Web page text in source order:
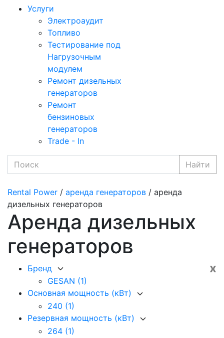
Услуги
Электроаудит
Топливо
Тестирование под
Нагрузочным
модулем
Ремонт дизельных
генераторов
Ремонт
бензиновых
генераторов
Trade - In
Найти
Rental Power / аренда генераторов / аренда
дизельных генераторов
Аренда дизельных
генераторов
x
Бренд
GESAN (1)
Основная мощность (кВт)
240 (1)
Резервная мощность (кВт)
264 (1)